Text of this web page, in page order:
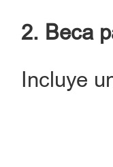
2. Beca
Incluye